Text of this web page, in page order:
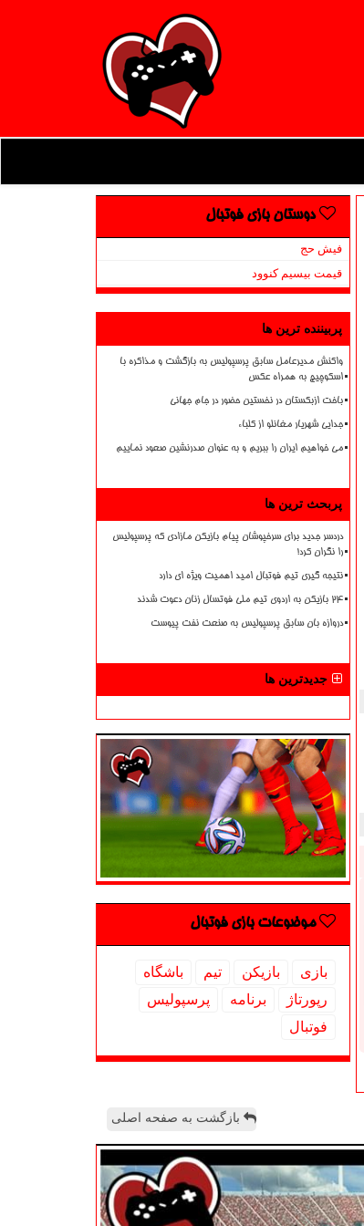
دوستان بازی فوتبال
فیش حج
قیمت بیسیم کنوود
پربیننده ترین ها
واکنش مدیرعامل سابق پرسپولیس به بازگشت و مذاکره با
اسکوچیچ به همراه عکس
باخت ازبکستان در نخستین حضور در جام جهانی
جدایی شهریار مغانلو از کلباء
می خواهیم ایران را ببریم و به عنوان صدرنشین صعود نماییم
پربحث ترین ها
دردسر جدید برای سرخپوشان پیام بازیکن مازادی که پرسپولیس
را نگران کرد!
نتیجه گیری تیم فوتبال امید اهمیت ویژه ای دارد
۲۴ بازیکن به اردوی تیم ملی فوتسال زنان دعوت شدند
دروازه بان سابق پرسپولیس به صنعت نفت پیوست
جدیدترین ها
موضوعات بازی فوتبال
بازی بازیكن تیم
باشگاه
رپورتاژ
برنامه
پرسپولیس
فوتبال
بازگشت به صفحه اصلی